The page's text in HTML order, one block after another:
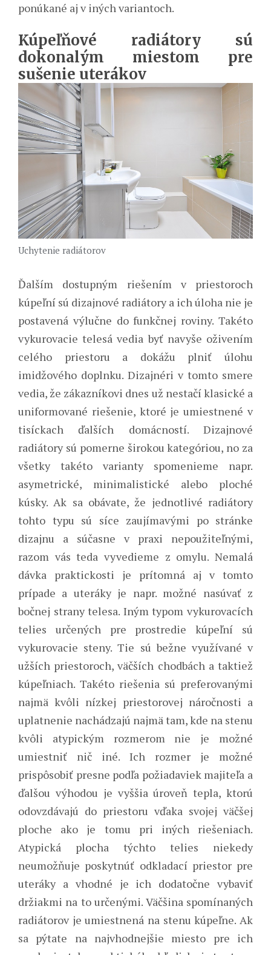
ponúkané aj v iných variantoch.
Kúpeľňové radiátory sú
dokonalým miestom pre
sušenie uterákov
Uchytenie radiátorov
Ďalším dostupným riešením v priestoroch
kúpeľní sú dizajnové radiátory a ich úloha nie je
postavená výlučne do funkčnej roviny. Takéto
vykurovacie telesá vedia byť navyše oživením
celého priestoru a dokážu plniť úlohu
imidžového doplnku. Dizajnéri v tomto smere
vedia, že zákazníkovi dnes už nestačí klasické a
uniformované riešenie, ktoré je umiestnené v
tisíckach ďalších domácností. Dizajnové
radiátory sú pomerne širokou kategóriou, no za
všetky takéto varianty spomenieme napr.
asymetrické, minimalistické alebo ploché
kúsky. Ak sa obávate, že jednotlivé radiátory
tohto typu sú síce zaujímavými po stránke
dizajnu a súčasne v praxi nepoužiteľnými,
razom vás teda vyvedieme z omylu. Nemalá
dávka praktickosti je prítomná aj v tomto
prípade a uteráky je napr. možné nasúvať z
bočnej strany telesa. Iným typom vykurovacích
telies určených pre prostredie kúpeľní sú
vykurovacie steny. Tie sú bežne využívané v
užších priestoroch, väčších chodbách a taktiež
kúpeľniach. Takéto riešenia sú preferovanými
najmä kvôli nízkej priestorovej náročnosti a
uplatnenie nachádzajú najmä tam, kde na stenu
kvôli atypickým rozmerom nie je možné
umiestniť nič iné. Ich rozmer je možné
prispôsobiť presne podľa požiadaviek majiteľa a
ďalšou výhodou je vyššia úroveň tepla, ktorú
odovzdávajú do priestoru vďaka svojej väčšej
ploche ako je tomu pri iných riešeniach.
Atypická plocha týchto telies niekedy
neumožňuje poskytnúť odkladací priestor pre
uteráky a vhodné je ich dodatočne vybaviť
držiakmi na to určenými. Väčšina spomínaných
radiátorov je umiestnená na stenu kúpeľne. Ak
sa pýtate na najvhodnejšie miesto pre ich